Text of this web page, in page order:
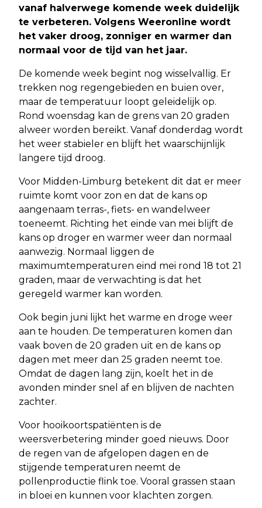
vanaf halverwege komende week duidelijk
te verbeteren. Volgens Weeronline wordt
het vaker droog, zonniger en warmer dan
normaal voor de tijd van het jaar.
De komende week begint nog wisselvallig. Er
trekken nog regengebieden en buien over,
maar de temperatuur loopt geleidelijk op.
Rond woensdag kan de grens van 20 graden
alweer worden bereikt. Vanaf donderdag wordt
het weer stabieler en blijft het waarschijnlijk
langere tijd droog.
Voor Midden-Limburg betekent dit dat er meer
ruimte komt voor zon en dat de kans op
aangenaam terras-, fiets- en wandelweer
toeneemt. Richting het einde van mei blijft de
kans op droger en warmer weer dan normaal
aanwezig. Normaal liggen de
maximumtemperaturen eind mei rond 18 tot 21
graden, maar de verwachting is dat het
geregeld warmer kan worden.
Ook begin juni lijkt het warme en droge weer
aan te houden. De temperaturen komen dan
vaak boven de 20 graden uit en de kans op
dagen met meer dan 25 graden neemt toe.
Omdat de dagen lang zijn, koelt het in de
avonden minder snel af en blijven de nachten
zachter.
Voor hooikoortspatiënten is de
weersverbetering minder goed nieuws. Door
de regen van de afgelopen dagen en de
stijgende temperaturen neemt de
pollenproductie flink toe. Vooral grassen staan
in bloei en kunnen voor klachten zorgen.